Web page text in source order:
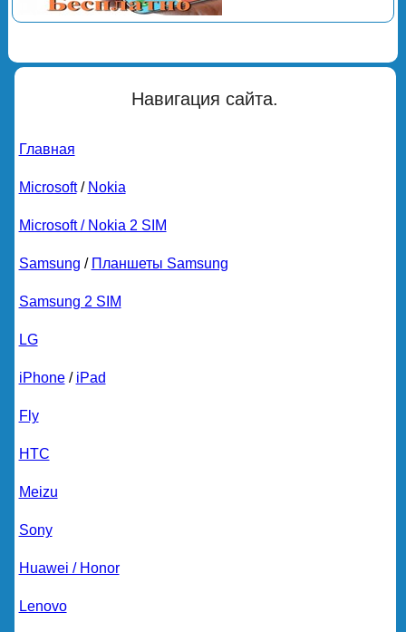
Навигация сайта.
Главная
Microsoft/ Nokia
Microsoft / Nokia 2 SIM
Samsung / Планшеты Samsung
Samsung 2 SIM
LG
iPhone/ iPad
Fly
HTC
Meizu
Sony
Huawei / Honor
Lenovo